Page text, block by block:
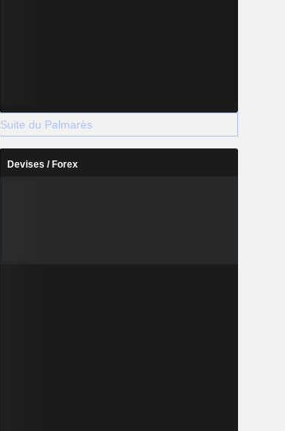
Suite du Palmarès
Devises / Forex